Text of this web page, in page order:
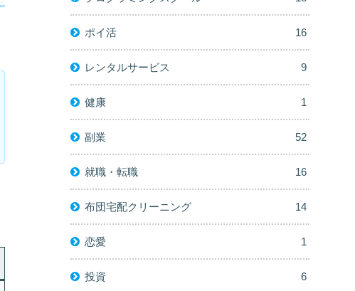
ポイ活 16
レンタルサービス 9
健康 1
副業 52
就職・転職 16
布団宅配クリーニング 14
恋愛 1
投資 6